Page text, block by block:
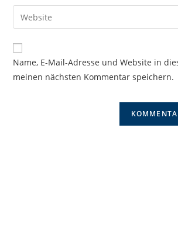
zum
Kommentieren
ein
E-
Mail-
zum
Kommentieren
ein
Gib
deine
Website-
URL
Name, E-Mail-Adresse und Website in
meinen nächsten Kommentar speichern.